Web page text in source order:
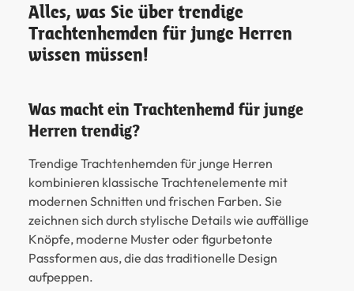
Alles, was Sie über trendige
Trachtenhemden für junge Herren
wissen müssen!
Was macht ein Trachtenhemd für junge
Herren trendig?
Trendige Trachtenhemden für junge Herren
kombinieren klassische Trachtenelemente mit
modernen Schnitten und frischen Farben. Sie
zeichnen sich durch stylische Details wie auffällige
Knöpfe, moderne Muster oder figurbetonte
Passformen aus, die das traditionelle Design
aufpeppen.